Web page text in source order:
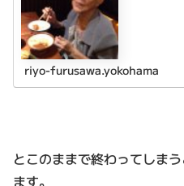
riyo-furusawa.yokohama
とこのままで終わってしま
ます。